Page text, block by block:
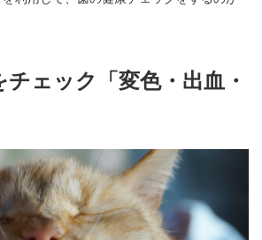
ェック「変色・出血・